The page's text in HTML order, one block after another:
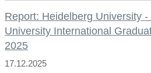
Report: Heidelberg University
University International
2025
17.12.2025